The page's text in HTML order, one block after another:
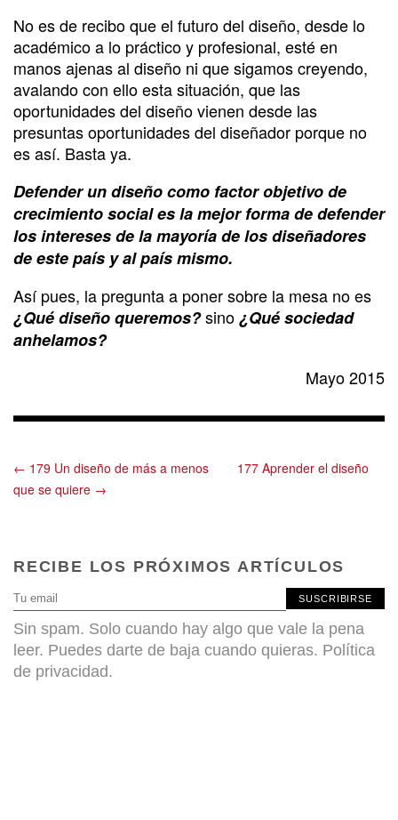
No es de recibo que el futuro del diseño, desde lo
académico a lo práctico y profesional, esté en
manos ajenas al diseño ni que sigamos creyendo,
avalando con ello esta situación, que las
oportunidades del diseño vienen desde las
presuntas oportunidades del diseñador porque no
es así. Basta ya.
Defender un diseño como factor objetivo de
crecimiento social es la mejor forma de defender
los intereses de la mayoría de los diseñadores
de este país y al país mismo.
Así pues, la pregunta a poner sobre la mesa no es
¿Qué diseño queremos?sino¿Qué sociedad
anhelamos?
Mayo 2015
← 179 Un diseño de más a menos
177 Aprender el diseño
que se quiere →
RECIBE LOS PRÓXIMOS ARTÍCULOS
SUSCRIBIRSE
Sin spam. Solo cuando hay algo que vale la pena
leer. Puedes darte de baja cuando quieras. Política
de privacidad.